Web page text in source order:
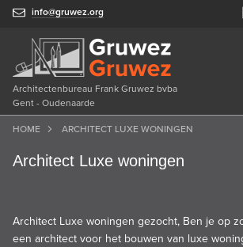
info@gruwez.org
Architectenbureau Frank Gruwez bvba
Gent - Oudenaarde
HOME ARCHITECT LUXE WONINGEN
Architect Luxe woningen
Architect Luxe woningen gezocht, Ben je op
een architect voor het bouwen van luxe